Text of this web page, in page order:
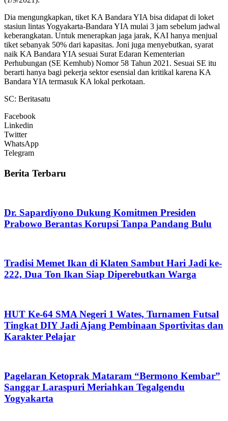
Dia mengungkapkan, tiket KA Bandara YIA bisa didapat di loket
stasiun lintas Yogyakarta-Bandara YIA mulai 3 jam sebelum jadwal
keberangkatan. Untuk menerapkan jaga jarak, KAI hanya menjual
tiket sebanyak 50% dari kapasitas. Joni juga menyebutkan, syarat
naik KA Bandara YIA sesuai Surat Edaran Kementerian
Perhubungan (SE Kemhub) Nomor 58 Tahun 2021. Sesuai SE itu
berarti hanya bagi pekerja sektor esensial dan kritikal karena KA
Bandara YIA termasuk KA lokal perkotaan.
SC: Beritasatu
Facebook
Linkedin
Twitter
WhatsApp
Telegram
Berita Terbaru
Dr. Sapardiyono Dukung Komitmen Presiden
Prabowo Berantas Korupsi Tanpa Pandang Bulu
Tradisi Memet Ikan di Klaten Sambut Hari Jadi ke-
222, Dua Ton Ikan Siap Diperebutkan Warga
HUT Ke-64 SMA Negeri 1 Wates, Turnamen Futsal
Tingkat DIY Jadi Ajang Pembinaan Sportivitas dan
Karakter Pelajar
Pagelaran Ketoprak Mataram “Bermono Kembar”
Sanggar Laraspuri Meriahkan Tegalgendu
Yogyakarta